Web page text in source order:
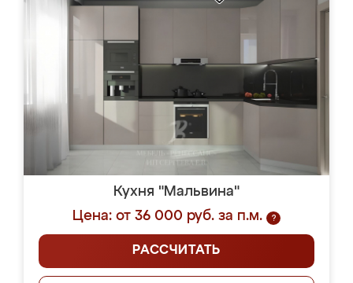
Кухня "Мальвина"
Цена: от 36 000 руб. за п.м.
?
РАССЧИТАТЬ